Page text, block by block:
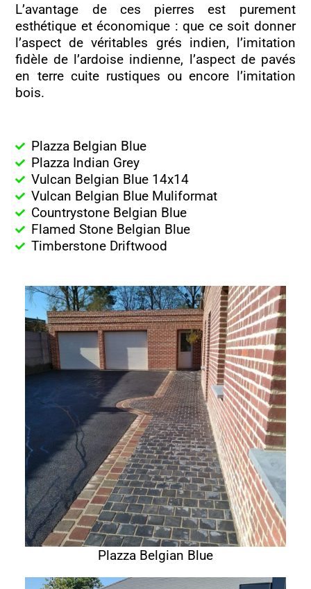
L’avantage de ces pierres est purement
esthétique et économique : que ce soit donner
l’aspect de véritables grés indien, l’imitation
fidèle de l’ardoise indienne, l’aspect de pavés
en terre cuite rustiques ou encore l’imitation
bois.
Plazza Belgian Blue
Plazza Indian Grey
Vulcan Belgian Blue 14x14
Vulcan Belgian Blue Muliformat
Countrystone Belgian Blue
Flamed Stone Belgian Blue
Timberstone Driftwood
Plazza Belgian Blue